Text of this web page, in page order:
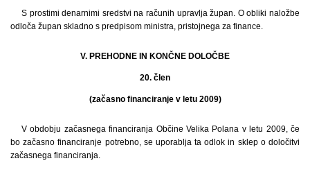
S prostimi denarnimi sredstvi na računih upravlja župan. O obliki naložbe
odloča župan skladno s predpisom ministra, pristojnega za finance.
V. PREHODNE IN KONČNE DOLOČBE
20. člen
(začasno financiranje v letu 2009)
V obdobju začasnega financiranja Občine Velika Polana v letu 2009, če
bo začasno financiranje potrebno, se uporablja ta odlok in sklep o določitvi
začasnega financiranja.